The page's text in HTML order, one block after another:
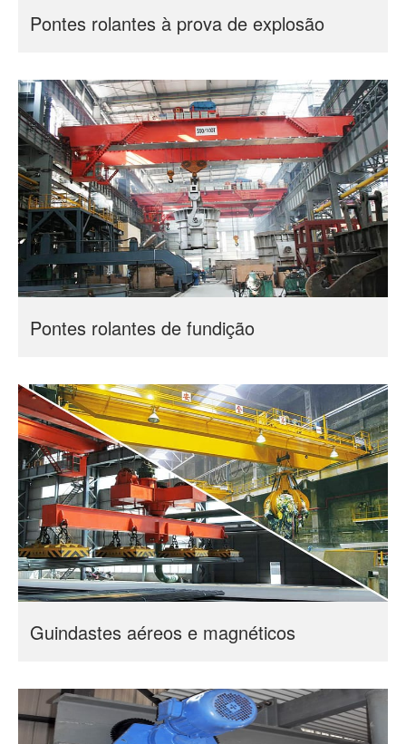
Pontes rolantes à prova de explosão
Pontes rolantes de fundição
Guindastes aéreos e magnéticos